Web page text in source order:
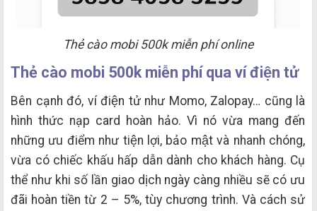
Thẻ cào mobi 500k miễn phí online
Thẻ cào mobi 500k miễn phí qua ví điện tử
Bên cạnh đó, ví điện tử như Momo, Zalopay… cũng là
hình thức nạp card hoàn hảo. Vì nó vừa mang đến
những ưu điểm như tiện lợi, bảo mật và nhanh chóng,
vừa có chiếc khấu hấp dẫn dành cho khách hàng. Cụ
thể như khi số lần giao dịch ngày càng nhiều sẽ có ưu
đãi hoàn tiền từ 2 – 5%, tùy chương trình. Và cách sử